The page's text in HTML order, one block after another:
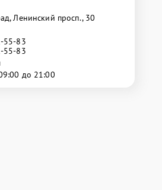
Ленинский просп., 30
55-83
55-83
до 21:00